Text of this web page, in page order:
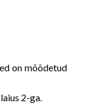
on mõõdetud
2-ga.